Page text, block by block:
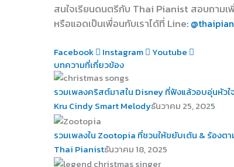
สนใจเรียนดนตรีกับ Thai Pianist สอบถามเ
หรือแอดเป็นเพื่อนกับเราได้ที่ Line:
Facebook Instagram
Youtube
บทความที่เกี่ยวข้อง
รวมเพลงคริสต์มาสใน Disney ที่ฟังแล้วอบอุ่นหัวใ
Kru Cindy Smart Melodyธันวาคม 25, 2025
รวมเพลงใน Zootopia ที่ชวนให้ขยับเต้น & ร้องตา
Thai Pianistธันวาคม 18, 2025